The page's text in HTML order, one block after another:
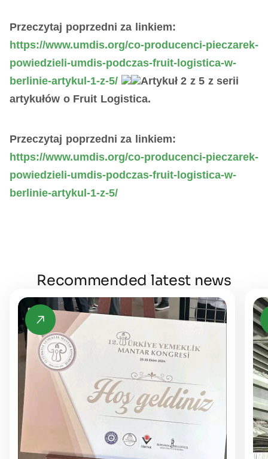
Przeczytaj poprzedni za linkiem:
https://www.umdis.org/co-producenci-pieczarek-
powiedzieli-umdis-podczas-fruit-logistica-w-
berlinie-artykul-1-z-5/
Artykuł 2 z 5 z serii
artykułów o Fruit Logistica.
Przeczytaj poprzedni za linkiem:
https://www.umdis.org/co-producenci-pieczarek-
powiedzieli-umdis-podczas-fruit-logistica-w-
berlinie-artykul-1-z-5/
Recommended latest news